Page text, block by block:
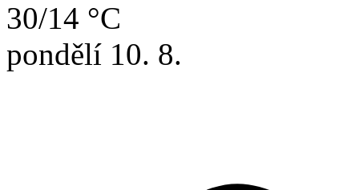
30/14 °C
pondělí 10. 8.